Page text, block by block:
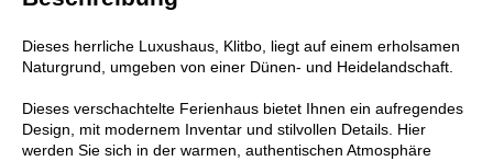
Dieses herrliche Luxushaus, Klitbo, liegt auf einem erholsamen
Naturgrund, umgeben von einer Dünen- und Heidelandschaft.
Dieses verschachtelte Ferienhaus bietet Ihnen ein aufregendes
Design, mit modernem Inventar und stilvollen Details. Hier
werden Sie sich in der warmen, authentischen Atmosphäre